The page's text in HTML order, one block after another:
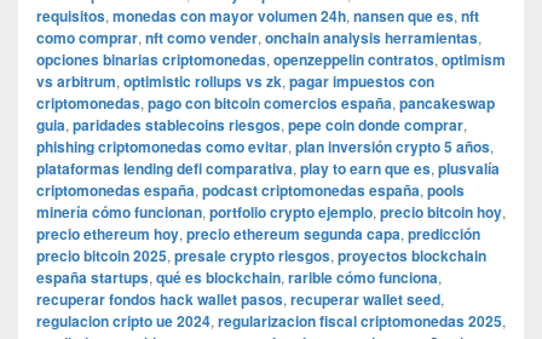
requisitos, monedas con mayor volumen 24h, nansen que es, nft
como comprar, nft como vender, onchain analysis herramientas,
opciones binarias criptomonedas, openzeppelin contratos, optimism
vs arbitrum, optimistic rollups vs zk, pagar impuestos con
criptomonedas, pago con bitcoin comercios españa, pancakeswap
guia, paridades stablecoins riesgos, pepe coin donde comprar,
phishing criptomonedas como evitar, plan inversión crypto 5 años,
plataformas lending defi comparativa, play to earn que es, plusvalía
criptomonedas españa, podcast criptomonedas españa, pools
minería cómo funcionan, portfolio crypto ejemplo, precio bitcoin hoy,
precio ethereum hoy, precio ethereum segunda capa, predicción
precio bitcoin 2025, presale crypto riesgos, proyectos blockchain
españa startups, qué es blockchain, rarible cómo funciona,
recuperar fondos hack wallet pasos, recuperar wallet seed,
regulacion cripto ue 2024, regularizacion fiscal criptomonedas 2025,